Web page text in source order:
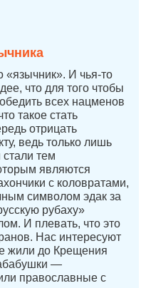
«язычник». И чья-то
что для того чтобы
всех нацменов
такое стать
отрицать
ведь только лишь
тем
являются
с коловратами,
символом эдак за
рубаху»
И плевать, что это
Нас интересуют
жили до Крещения
—
православные с